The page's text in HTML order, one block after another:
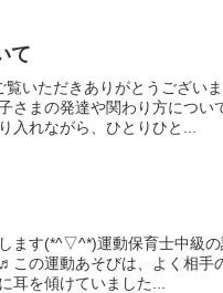
て
いただきありがとうございま
さまの発達や関わり方につい
入れながら、ひとりひと...
ます(*^▽^*)運動保育士中級の
この運動あそびは、よく相手
耳を傾けていました...